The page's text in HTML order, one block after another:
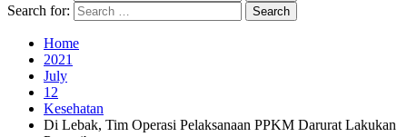
Search for:
Home
2021
July
12
Kesehatan
Di Lebak, Tim Operasi Pelaksanaan PPKM Darurat Lakukan